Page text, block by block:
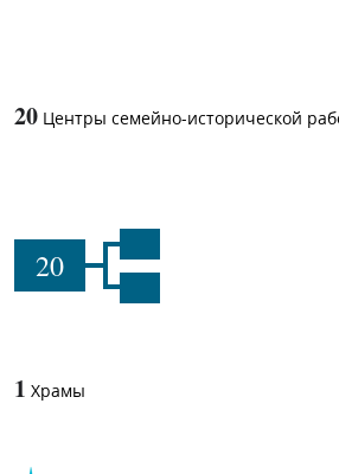
20 Центры семейно-исторической
20
1 Храмы